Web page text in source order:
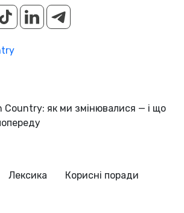
Country: як ми змінювалися — і що
Лексика
Корисні поради